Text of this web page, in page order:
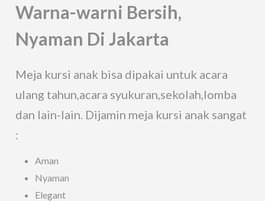
Warna-warni Bersih,
Nyaman Di Jakarta
Meja kursi anak bisa dipakai untuk acara
ulang tahun,acara syukuran,sekolah,lomba
dan lain-lain. Dijamin meja kursi anak sangat
:
Aman
Nyaman
Elegant